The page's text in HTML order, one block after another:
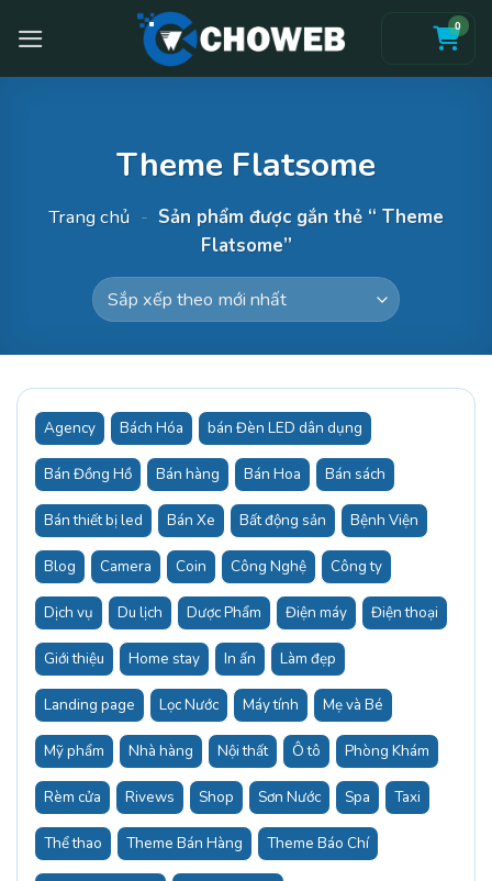
0
Theme Flatsome
Trang chủ - Sản phẩm được gắn thẻ “ Theme
Flatsome”
Agency Bách Hóa bán Đèn LED dân dụng
Bán Đồng Hồ Bán hàng Bán Hoa Bán sách
Bán thiết bị led Bán Xe Bất động sản Bệnh Viện
Blog Camera Coin Công Nghệ Công ty
Dịch vụ Du lịch Dược Phẩm Điện máy Điện thoại
Giới thiệu Home stay In ấn Làm đẹp
Landing page Lọc Nước Máy tính Mẹ và Bé
Mỹ phẩm Nhà hàng Nội thất Ô tô Phòng Khám
Rèm cửa Rivews Shop Sơn Nước Spa Taxi
Thể thao Theme Bán Hàng Theme Báo Chí